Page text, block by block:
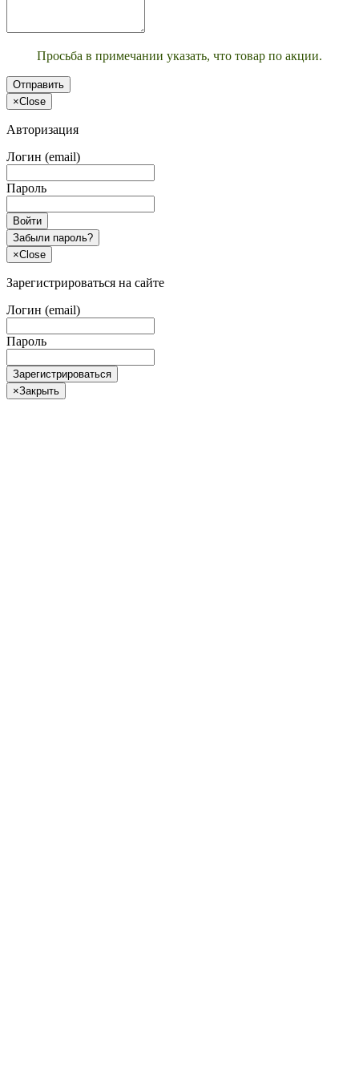
Просьба в примечании указать, что товар по акции.
Отправить
×Close
Авторизация
Логин (email)
Пароль
Войти
Забыли пароль?
×Close
Зарегистрироваться на сайте
Логин (email)
Пароль
Зарегистрироваться
×Закрыть